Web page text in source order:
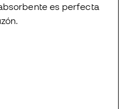
es perfecta